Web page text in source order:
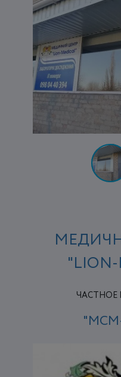
ЧАСТНОЕ